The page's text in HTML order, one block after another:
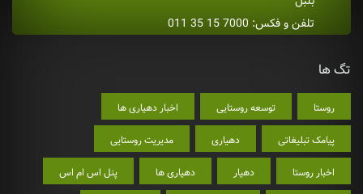
تلفن و فکس: 7000 15 35 011
تگ ها
روستا توسعه روستایی اخبار دهیاری ها
پیامک تبلیغاتی دهیاری مدیریت روستایی
اخبار روستا دهیار دهیاری ها پنل اس ام اس